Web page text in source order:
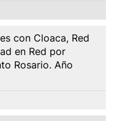
con Cloaca, Red
en Red por
Rosario. Año